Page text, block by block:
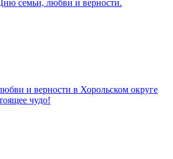
семьи, любви и верности.
и верности в Хорольском округе
чудо!